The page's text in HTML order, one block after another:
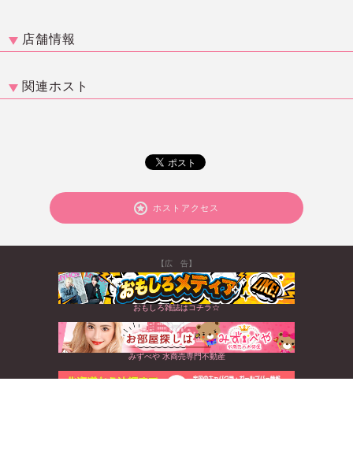
店舗情報
関連ホスト
ホストアクセス
【広 告】
おもしろ雑誌はコチラ☆
みずべや 水商売専門不動産